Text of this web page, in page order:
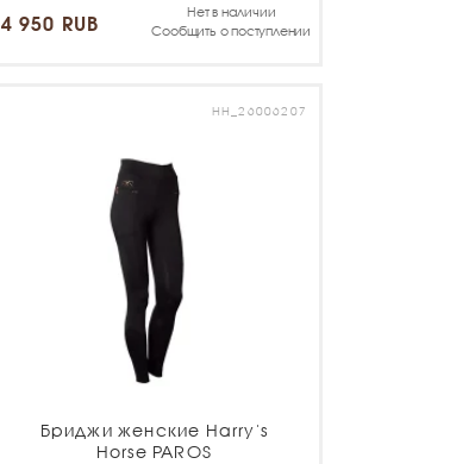
4 950 RUB
Нет в наличии
Сообщить о поступлении
HH_26006207
Бриджи женские Harry's
Horse PAROS